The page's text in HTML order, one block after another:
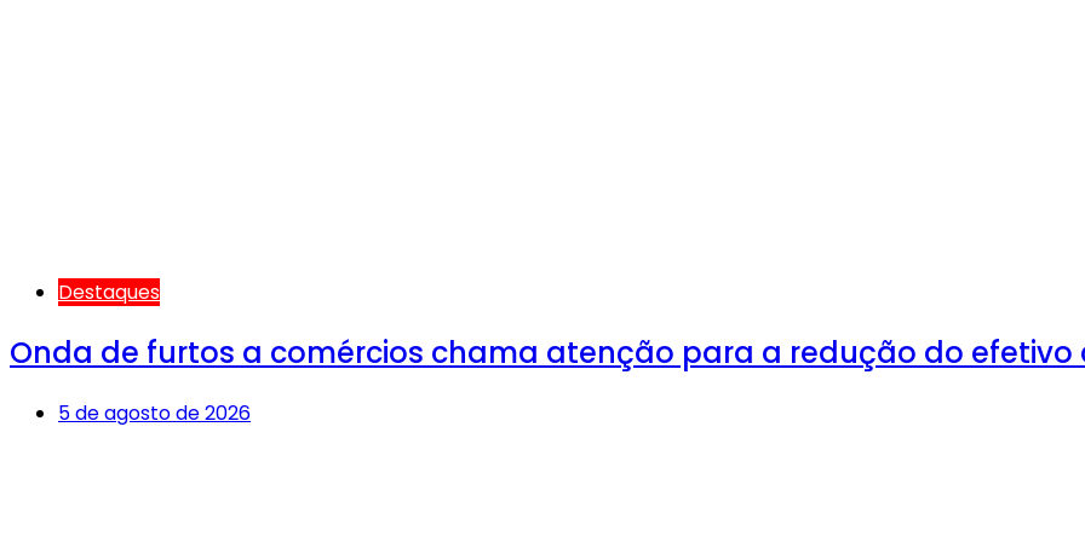
Destaques
Onda de furtos a comércios chama atenção para a redução do efetivo
5 de agosto de 2026